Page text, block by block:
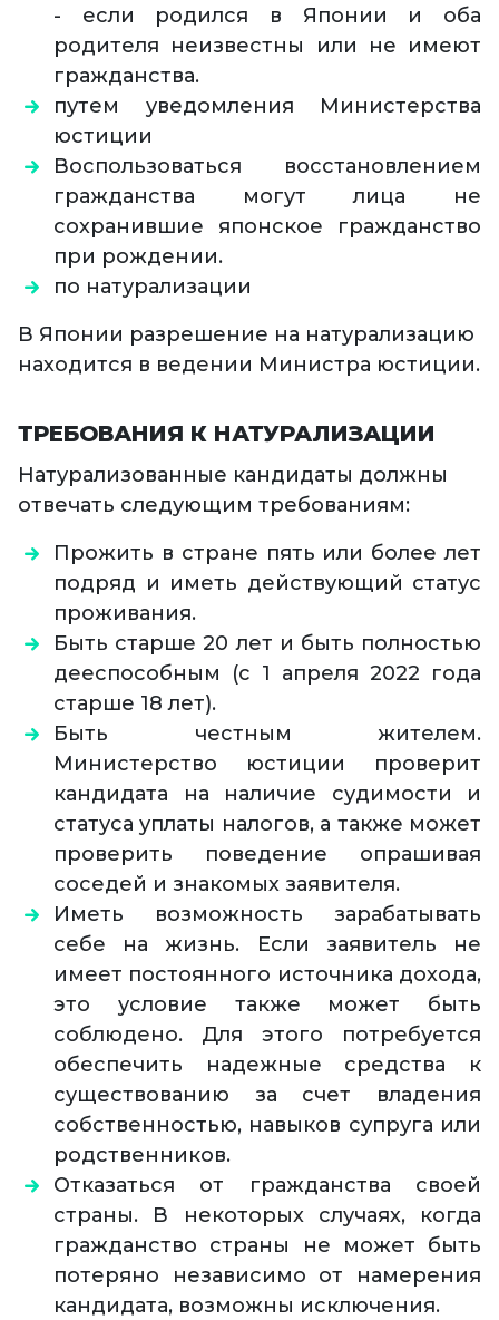
- если родился в Японии и оба
родителя неизвестны или не имеют
гражданства.
путем уведомления Министерства
юстиции
Воспользоваться восстановлением
гражданства могут лица не
сохранившие японское гражданство
при рождении.
по натурализации
В Японии разрешение на натурализацию
находится в ведении Министра юстиции.
ТРЕБОВАНИЯ К НАТУРАЛИЗАЦИИ
Натурализованные кандидаты должны
отвечать следующим требованиям:
Прожить в стране пять или более лет
подряд и иметь действующий статус
проживания.
Быть старше 20 лет и быть полностью
дееспособным (с 1 апреля 2022 года
старше 18 лет).
Быть честным жителем.
Министерство юстиции проверит
кандидата на наличие судимости и
статуса уплаты налогов, а также может
проверить поведение опрашивая
соседей и знакомых заявителя.
Иметь возможность зарабатывать
себе на жизнь. Если заявитель не
имеет постоянного источника дохода,
это условие также может быть
соблюдено. Для этого потребуется
обеспечить надежные средства к
существованию за счет владения
собственностью, навыков супруга или
родственников.
Отказаться от гражданства своей
страны. В некоторых случаях, когда
гражданство страны не может быть
потеряно независимо от намерения
кандидата, возможны исключения.